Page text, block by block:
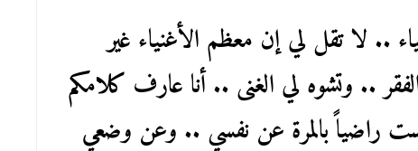
.. لا تقل لي إن معظم الأغنياء غير
.. وتشوه لي الغنى .. أنا عارف كلامكم
راضياً بالمرة عن نفسي .. وعن وضعي